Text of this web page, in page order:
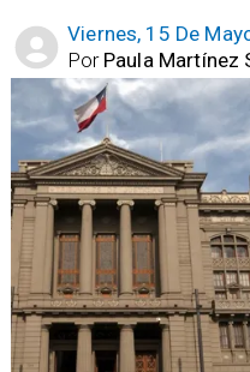
Viernes, 15 De
Paula Martínez
Por